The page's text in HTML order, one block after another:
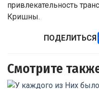
привлекательность
Кришны.
ПОДЕЛИТЬСЯ
Смотрите